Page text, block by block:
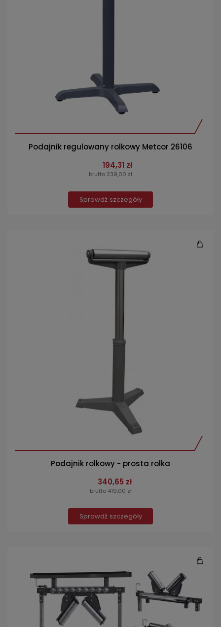
Podajnik regulowany rolkowy Metcor 26106
194,31 zł
brutto 239,00 zł
Sprawdź szczegóły
Podajnik rolkowy - prosta rolka
340,65 zł
brutto 419,00 zł
Sprawdź szczegóły